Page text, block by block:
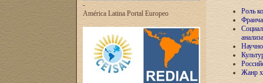
-
América Latina Portal Europeo
Роль
анализа
Жанр